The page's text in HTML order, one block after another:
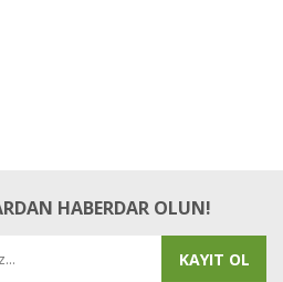
HABERDAR OLUN!
KAYIT OL